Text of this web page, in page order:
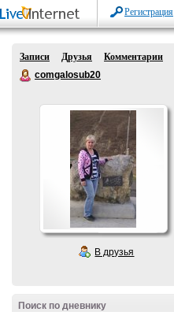
Регистрация
Записи Друзья
Комментарии
comgalosub20
В друзья
Поиск по дневнику